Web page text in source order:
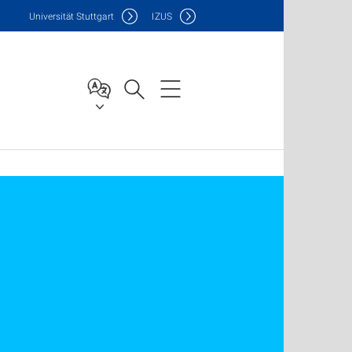
Universität Stuttgart IZUS